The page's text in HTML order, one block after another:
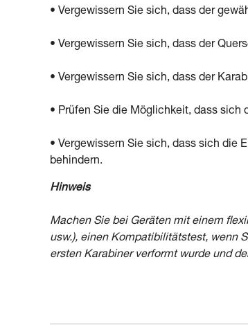
• Vergewissern Sie sich, dass der
• Vergewissern Sie sich, dass der
• Vergewissern Sie sich, dass der
• Prüfen Sie die Möglichkeit, dass sich
• Vergewissern Sie sich, dass sich die
behindern.
Hinweis
Machen Sie bei Geräten mit einem
usw.), einen Kompatibilitätstest, wenn
ersten Karabiner verformt wurde und